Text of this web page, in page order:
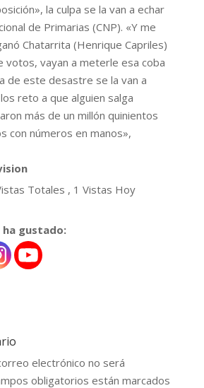
la culpa se la van a echar
de Primarias (CNP). «Y me
Chatarrita (Henrique Capriles)
votos, vayan a meterle esa coba
de este desastre se la van a
reto a que alguien salga
más de un millón quinientos
con números en manos»,
Totales , 1 Vistas Hoy
gustado:
electrónico no será
obligatorios están marcados